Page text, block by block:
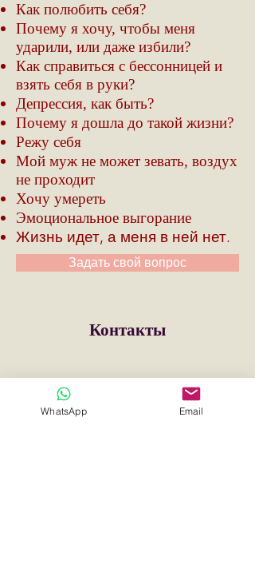
Как полюбить себя?
Почему я хочу, чтобы меня
ударили, или даже избили?
Как справиться с бессонницей и
взять себя в руки?
Депрессия, как быть?
Почему я дошла до такой жизни?
Режу себя
Мой муж не может зевать, воздух
не проходит
Хочу умереть
Эмоциональное выгорание
Жизнь идет, а меня в ней нет.
Задать свой вопрос
Контакты
Имя
WhatsApp Email